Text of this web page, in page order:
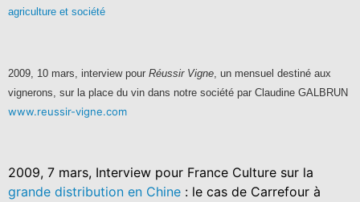
agriculture et société
2009, 10 mars, interview pour Réussir Vigne, un mensuel destiné aux
vignerons, sur la place du vin dans notre société par Claudine GALBRUN
www.reussir-vigne.com
2009, 7 mars, Interview pour France Culture sur la
grande distribution en Chine : le cas de Carrefour à